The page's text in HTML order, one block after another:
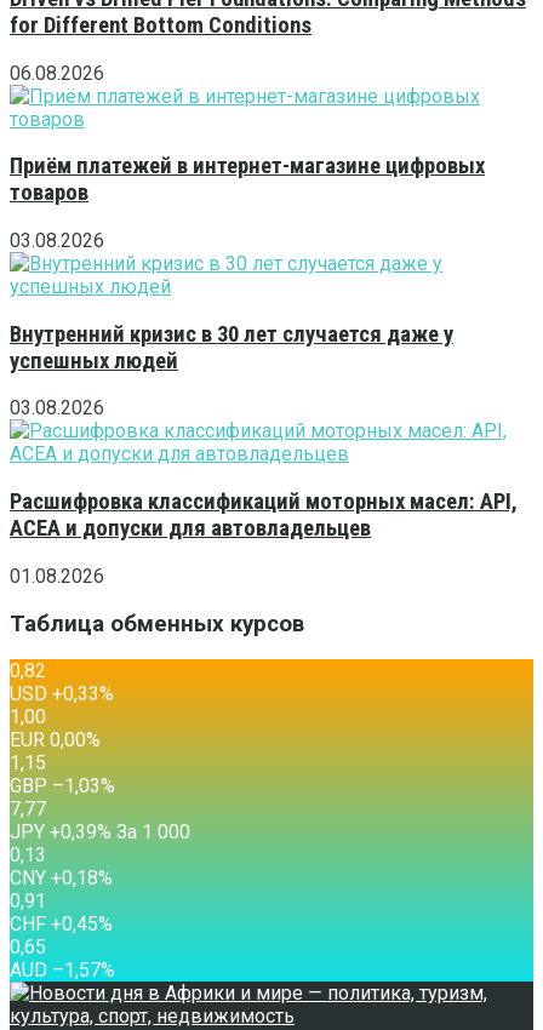
for Different Bottom Conditions
06.08.2026
Приём платежей в интернет-магазине цифровых
товаров
03.08.2026
Внутренний кризис в 30 лет случается даже у
успешных людей
03.08.2026
Расшифровка классификаций моторных масел: API,
ACEA и допуски для автовладельцев
01.08.2026
Таблица обменных курсов
0,82
USD +0,33%
1,00
EUR 0,00%
1,15
GBP –1,03%
7,77
JPY +0,39% За 1 000
0,13
CNY +0,18%
0,91
CHF +0,45%
0,65
AUD –1,57%